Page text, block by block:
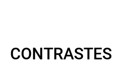
CONTRASTES